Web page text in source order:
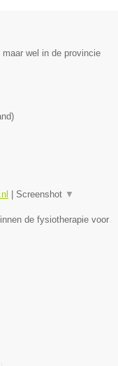
wel in de provincie
)
Screenshot ▼
de fysiotherapie voor